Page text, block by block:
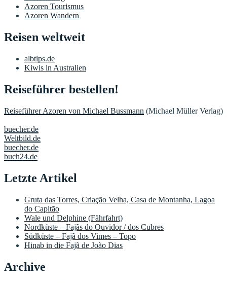
Azoren Tourismus
Azoren Wandern
Reisen weltweit
albtips.de
Kiwis in Australien
Reiseführer bestellen!
Reiseführer Azoren von Michael Bussmann (Michael Müller Verlag)
buecher.de
Weltbild.de
buecher.de
buch24.de
Letzte Artikel
Gruta das Torres, Criação Velha, Casa de Montanha, Lagoa
do Capitão
Wale und Delphine (Fährfahrt)
Nordküste – Fajãs do Ouvidor / dos Cubres
Südküste – Fajã dos Vimes – Topo
Hinab in die Fajã de João Dias
Archive